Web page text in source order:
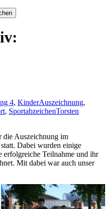
4, KinderAuszeichnung,
, SportabzeichenTorsten
die Auszeichnung im
Dabei wurden einige
erfolgreiche Teilnahme und ihr
Mit dabei war auch unser